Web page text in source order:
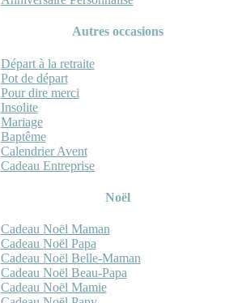
Autres occasions
Départ à la retraite
Pot de départ
Pour dire merci
Insolite
Mariage
Baptême
Calendrier Avent
Cadeau Entreprise
Noël
Cadeau Noël Maman
Cadeau Noël Papa
Cadeau Noël Belle-Maman
Cadeau Noël Beau-Papa
Cadeau Noël Mamie